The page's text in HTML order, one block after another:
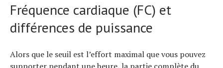
Fréquence cardiaque (FC) et
différences de puissance
Alors que le seuil est l’effort maximal que vous pouvez